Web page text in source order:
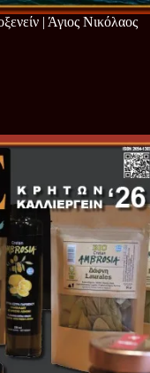
| Άγιος Νικόλαος